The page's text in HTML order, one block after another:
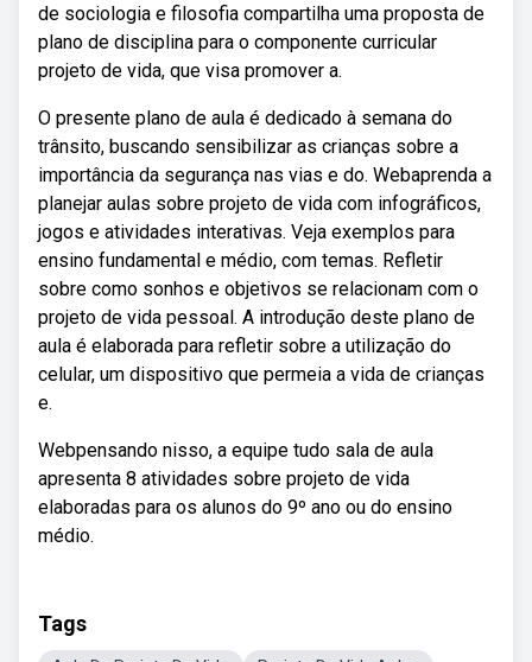
de sociologia e filosofia compartilha uma proposta de
plano de disciplina para o componente curricular
projeto de vida, que visa promover a.
O presente plano de aula é dedicado à semana do
trânsito, buscando sensibilizar as crianças sobre a
importância da segurança nas vias e do. Webaprenda a
planejar aulas sobre projeto de vida com infográficos,
jogos e atividades interativas. Veja exemplos para
ensino fundamental e médio, com temas. Refletir
sobre como sonhos e objetivos se relacionam com o
projeto de vida pessoal. A introdução deste plano de
aula é elaborada para refletir sobre a utilização do
celular, um dispositivo que permeia a vida de crianças
e.
Webpensando nisso, a equipe tudo sala de aula
apresenta 8 atividades sobre projeto de vida
elaboradas para os alunos do 9º ano ou do ensino
médio.
Tags